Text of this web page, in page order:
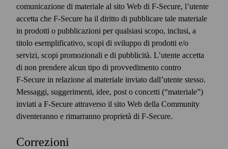
comunicazione di materiale al sito Web di F‑Secure, l’utente
accetta che F‑Secure ha il diritto di pubblicare tale materiale
in prodotti o pubblicazioni per qualsiasi scopo, inclusi, a
titolo esemplificativo, scopi di sviluppo di prodotti e/o
servizi, scopi promozionali e di pubblicità. L’utente accetta
di non prendere alcun tipo di provvedimento contro
F‑Secure in relazione al materiale inviato dall’utente stesso.
Messaggi, suggerimenti, idee, post o concetti (“materiale”)
inviati a F‑Secure attraverso il sito Web della Community
diventeranno e rimarranno proprietà di F‑Secure.
Correzioni